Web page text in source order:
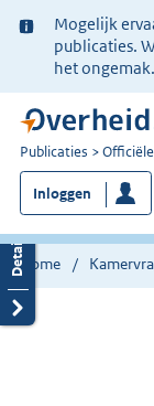
Ter
informatie:
Mogelijk
publicaties.
het ongemak.
U
bent
nu
hier:
Publicaties
Inloggen
Home